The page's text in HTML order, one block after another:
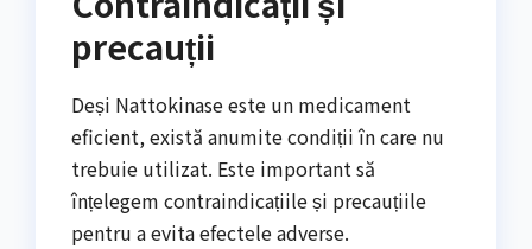
precauții
Deși Nattokinase este un medicament
eficient, există anumite condiții în care nu
trebuie utilizat. Este important să
înțelegem contraindicațiile și precauțiile
pentru a evita efectele adverse.